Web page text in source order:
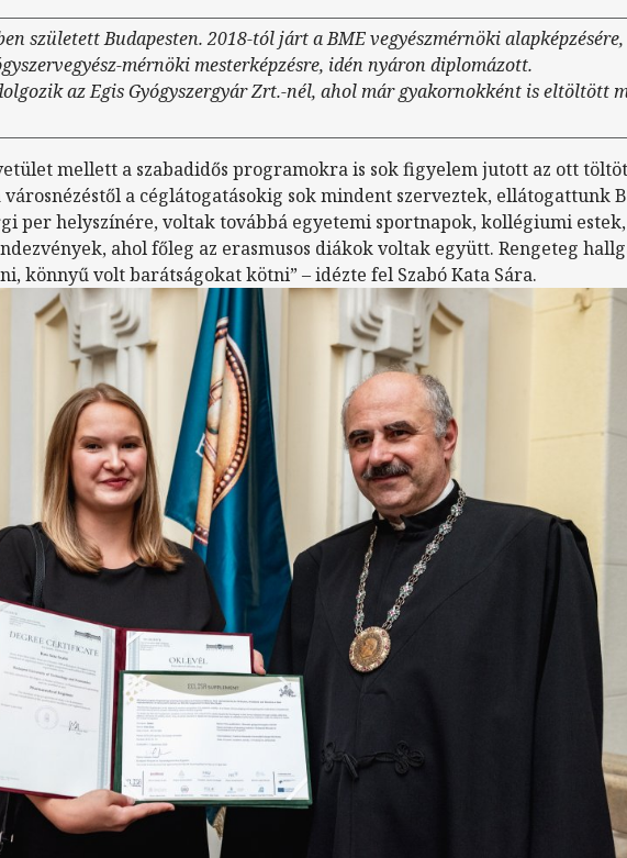
született Budapesten. 2018-tól járt a BME vegyészmérnöki
mérnöki mesterképzésre, idén nyáron diplomázott.
az Egis Gyógyszergyár Zrt.-nél, ahol már gyakornokként is eltöltött
mellett a szabadidős programokra is sok figyelem jutott az ott
a céglátogatásokig sok mindent szerveztek, ellátogattunk
per helyszínére, voltak továbbá egyetemi sportnapok, kollégiumi estek,
ahol főleg az erasmusos diákok voltak együtt. Rengeteg
könnyű volt barátságokat kötni” – idézte fel Szabó Kata Sára.